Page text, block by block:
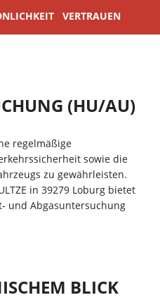
VERTRAUEN
(HU/AU)
regelmäßige
sowie die
zu gewährleisten.
in 39279 Loburg bietet
und Abgasuntersuchung
BLICK